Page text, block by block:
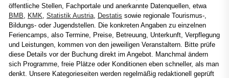
öffentliche Stellen, Fachportale und anerkannte Datenquellen, etwa
BMB
KMK Statistik Austria Destatis sowie regionale Tourismus-,
Bildungs- oder Jugendstellen. Die konkreten Angaben zu einzelnen
Feriencamps, also Termine, Preise, Betreuung, Unterkunft, Verpflegung
und Leistungen, kommen von den jeweiligen Veranstaltern. Bitte prüfe
diese Details vor der Buchung direkt im Angebot. Manchmal ändern
sich Programme, freie Plätze oder Konditionen eben schneller, als man
denkt. Unsere Kategorieseiten werden regelmäßig redaktionell geprüft